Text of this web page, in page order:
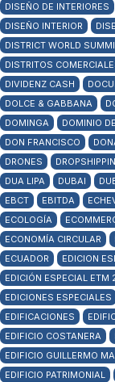
DISEÑO DE INTERIORES
DISEÑO INTERIOR
DISTRICT WORLD
DISTRITOS
DIVIDENZ CASH
DOLCE & GABBANA
DOMINGA
DOMINIO
DON FRANCISCO
DRONES
DUA LIPA
DUBAI
EBCT
EBITDA
ECOLOGÍA
ECONOMÍA CIRCULAR
ECUADOR
EDICION
EDICIÓN ESPECIAL ETM
EDICIONES ESPECIALES
EDIFICACIONES
EDIFICIO COSTANERA
EDIFICIO GUILLERMO
EDIFICIO PATRIMONIAL